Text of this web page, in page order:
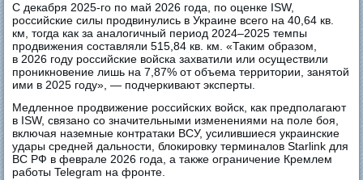
С декабря 2025-го по май 2026 года, по оценке ISW,
российские силы продвинулись в Украине всего на 40,64 кв.
км, тогда как за аналогичный период 2024–2025 темпы
продвижения составляли 515,84 кв. км. «Таким образом,
в 2026 году российские войска захватили или осуществили
проникновение лишь на 7,87% от объема территории, занятой
ими в 2025 году», — подчеркивают эксперты.
Медленное продвижение российских войск, как предполагают
в ISW, связано со значительными изменениями на поле боя,
включая наземные контратаки ВСУ, усилившиеся украинские
удары средней дальности, блокировку терминалов Starlink для
ВС РФ в феврале 2026 года, а также ограничение Кремлем
работы Telegram на фронте.